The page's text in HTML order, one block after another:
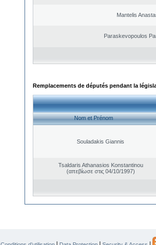
Mantelis
Paraskevopoulos
Remplacements de députés pendant la
Nom et Prénom
Souladakis Giannis
Tsaldaris Athanasios Konstantinou
(απεβίωσε στις 04/10/1997)
| | |